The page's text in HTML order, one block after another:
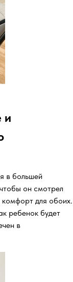
и
в большей
он смотрел
для обоих.
ребенок будет
в